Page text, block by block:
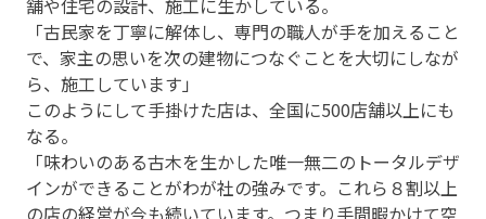
舗や住宅の設計、施工に生かしている。
「古民家を丁寧に解体し、専門の職人が手を加えること
で、家主の思いを次の建物につなぐことを大切にしなが
ら、施工しています」
このようにして手掛けた店は、全国に500店舗以上にも
なる。
「味わいのある古木を生かした唯一無二のトータルデザ
インができることがわが社の強みです。これら８割以上
の店の経営が今も続いています。つまり手間暇かけて空